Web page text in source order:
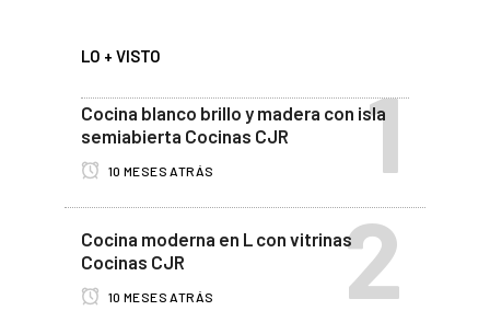
LO + VISTO
Cocina blanco brillo y madera con isla
semiabierta Cocinas CJR
10 MESES ATRÁS
Cocina moderna en L con vitrinas
Cocinas CJR
10 MESES ATRÁS